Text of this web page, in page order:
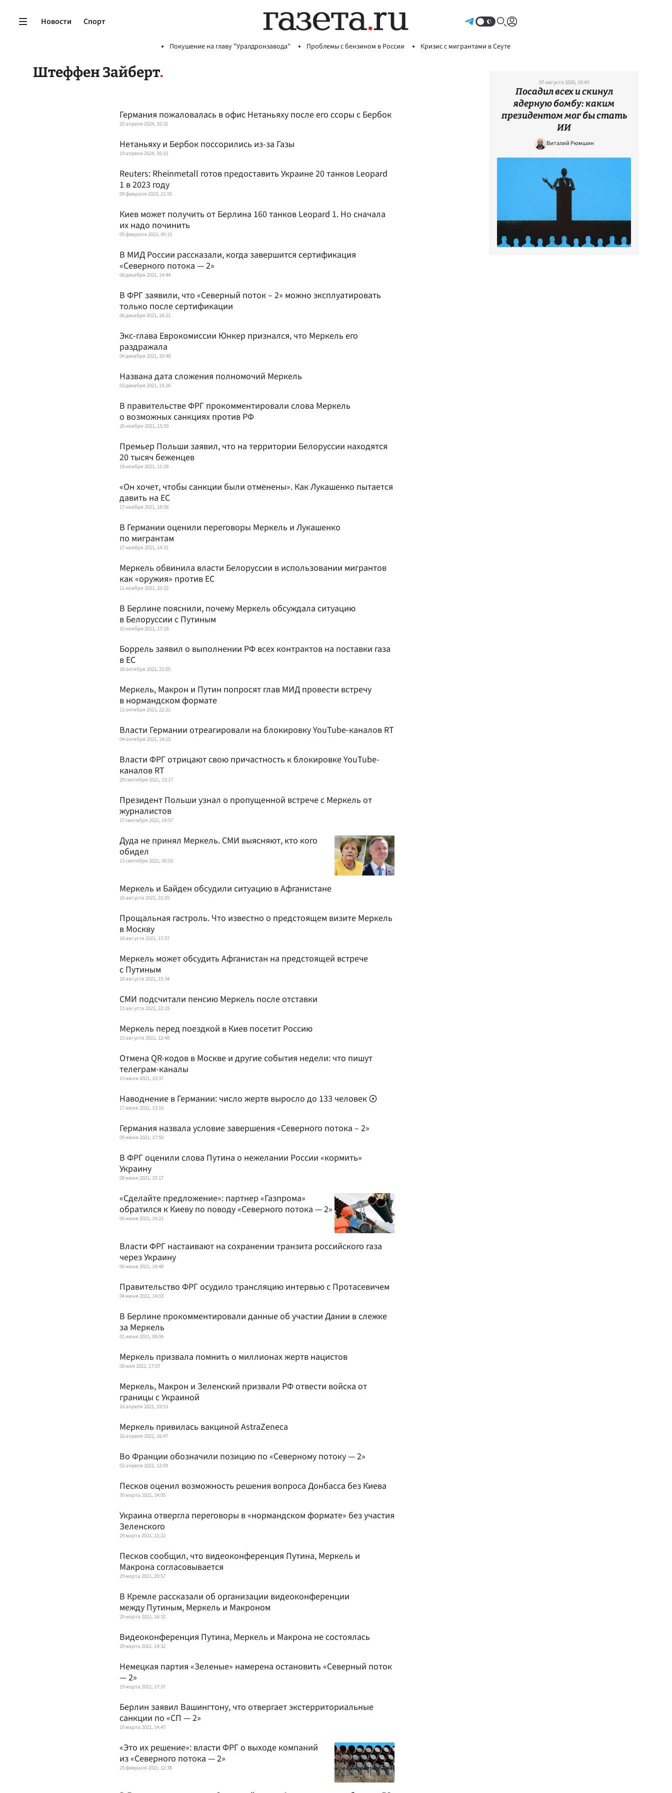
Новости Спорт
Покушение на главу "Уралдронзавода" Проблемы с бензином в России Кризис с мигрантами в Сеуте
Штеффен Зайберт
Германия пожаловалась в офис Нетаньяху после его ссоры с Бербок
20 апреля 2024, 10:32
Нетаньяху и Бербок поссорились из-за Газы
19 апреля 2024, 16:15
Reuters: Rheinmetall готов предоставить Украине 20 танков Leopard
1 в 2023 году
09 февраля 2023, 21:55
Киев может получить от Берлина 160 танков Leopard 1. Но сначала
их надо починить
05 февраля 2023, 00:15
В МИД России рассказали, когда завершится сертификация
«Северного потока — 2»
08 декабря 2021, 14:44
В ФРГ заявили, что «Северный поток – 2» можно эксплуатировать
только после сертификации
06 декабря 2021, 16:21
Экс-глава Еврокомиссии Юнкер признался, что Меркель его
раздражала
04 декабря 2021, 10:48
Названа дата сложения полномочий Меркель
03 декабря 2021, 14:26
В правительстве ФРГ прокомментировали слова Меркель
о возможных санкциях против РФ
26 ноября 2021, 15:59
Премьер Польши заявил, что на территории Белоруссии находятся
20 тысяч беженцев
18 ноября 2021, 11:28
«Он хочет, чтобы санкции были отменены». Как Лукашенко пытается
давить на ЕС
17 ноября 2021, 18:58
В Германии оценили переговоры Меркель и Лукашенко
по мигрантам
17 ноября 2021, 14:31
Меркель обвинила власти Белоруссии в использовании мигрантов
как «оружия» против ЕС
11 ноября 2021, 20:32
В Берлине пояснили, почему Меркель обсуждала ситуацию
в Белоруссии с Путиным
10 ноября 2021, 17:18
Боррель заявил о выполнении РФ всех контрактов на поставки газа
в ЕС
18 октября 2021, 21:05
Меркель, Макрон и Путин попросят глав МИД провести встречу
в нормандском формате
11 октября 2021, 22:22
Власти Германии отреагировали на блокировку YouTube-каналов RT
04 октября 2021, 14:15
Власти ФРГ отрицают свою причастность к блокировке YouTube-
каналов RT
29 сентября 2021, 13:17
Президент Польши узнал о пропущенной встрече с Меркель от
журналистов
17 сентября 2021, 14:57
Дуда не принял Меркель. СМИ выясняют, кто кого
обидел
13 сентября 2021, 00:02
Меркель и Байден обсудили ситуацию в Афганистане
18 августа 2021, 21:55
Прощальная гастроль. Что известно о предстоящем визите Меркель
в Москву
18 августа 2021, 17:57
Меркель может обсудить Афганистан на предстоящей встрече
с Путиным
18 августа 2021, 15:34
СМИ подсчитали пенсию Меркель после отставки
13 августа 2021, 22:19
Меркель перед поездкой в Киев посетит Россию
13 августа 2021, 12:48
Отмена QR-кодов в Москве и другие события недели: что пишут
телеграм-каналы
19 июля 2021, 10:37
Наводнение в Германии: число жертв выросло до 133 человек
17 июля 2021, 13:16
Германия назвала условие завершения «Северного потока – 2»
09 июня 2021, 17:50
В ФРГ оценили слова Путина о нежелании России «кормить»
Украину
08 июня 2021, 15:17
«Сделайте предложение»: партнер «Газпрома»
обратился к Киеву по поводу «Северного потока — 2»
06 июня 2021, 19:21
Власти ФРГ настаивают на сохранении транзита российского газа
через Украину
06 июня 2021, 18:48
Правительство ФРГ осудило трансляцию интервью с Протасевичем
04 июня 2021, 14:03
В Берлине прокомментировали данные об участии Дании в слежке
за Меркель
01 июня 2021, 08:06
Меркель призвала помнить о миллионах жертв нацистов
08 мая 2021, 17:07
Меркель, Макрон и Зеленский призвали РФ отвести войска от
границы с Украиной
16 апреля 2021, 19:53
Меркель привилась вакциной AstraZeneca
16 апреля 2021, 16:47
Во Франции обозначили позицию по «Северному потоку — 2»
02 апреля 2021, 12:09
Песков оценил возможность решения вопроса Донбасса без Киева
30 марта 2021, 14:05
Украина отвергла переговоры в «нормандском формате» без участия
Зеленского
29 марта 2021, 21:22
Песков сообщил, что видеоконференция Путина, Меркель и
Макрона согласовывается
29 марта 2021, 20:57
В Кремле рассказали об организации видеоконференции
между Путиным, Меркель и Макроном
29 марта 2021, 16:32
Видеоконференция Путина, Меркель и Макрона не состоялась
29 марта 2021, 14:32
Немецкая партия «Зеленые» намерена остановить «Северный поток
— 2»
19 марта 2021, 17:37
Берлин заявил Вашингтону, что отвергает экстерриториальные
санкции по «СП — 2»
19 марта 2021, 14:47
«Это их решение»: власти ФРГ о выходе компаний
из «Северного потока — 2»
25 февраля 2021, 12:38
07 августа 2026, 10:43
Посадил всех и скинул
ядерную бомбу: каким
президентом мог бы стать
ИИ
Виталий Рюмшин